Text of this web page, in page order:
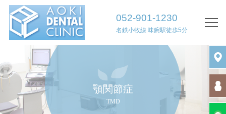
052-901-1230
名鉄小牧線 味鋺駅徒歩5分
TOP
院長挨拶
診療案内・医院案内
初診の方へ
顎関節症
TMD